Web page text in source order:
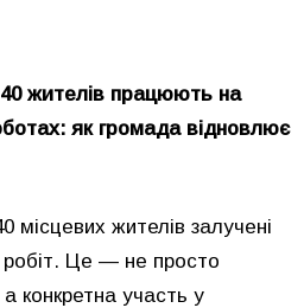
40 жителів працюють на
як громада відновлює
місцевих жителів залучені
робіт. Це — не просто
конкретна участь у